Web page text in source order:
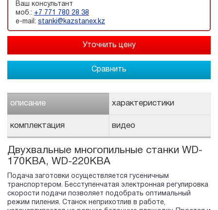
Ваш консультант
моб.: +7 771 780 28 38
e-mail: stanki@kazstanex.kz
Сравнить
описание характеристики
комплектация видео
Двухвальные многопильные станки WD-
170KBA, WD-220KBA
Подача заготовки осуществляется гусеничным
транспортером. Бесступенчатая электронная регулировка
скорости подачи позволяет подобрать оптимальный
режим пиления. Станок неприхотлив в работе,